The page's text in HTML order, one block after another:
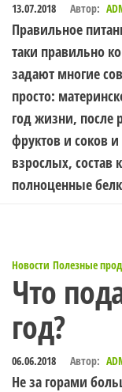
13.07.2018 Автор:
Правильное
таки правильно
задают многие
просто:
год жизни, после
фруктов и соков
взрослых, состав
полноценные
Новости Полезные
Что
год?
06.06.2018 Автор:
Не за горами